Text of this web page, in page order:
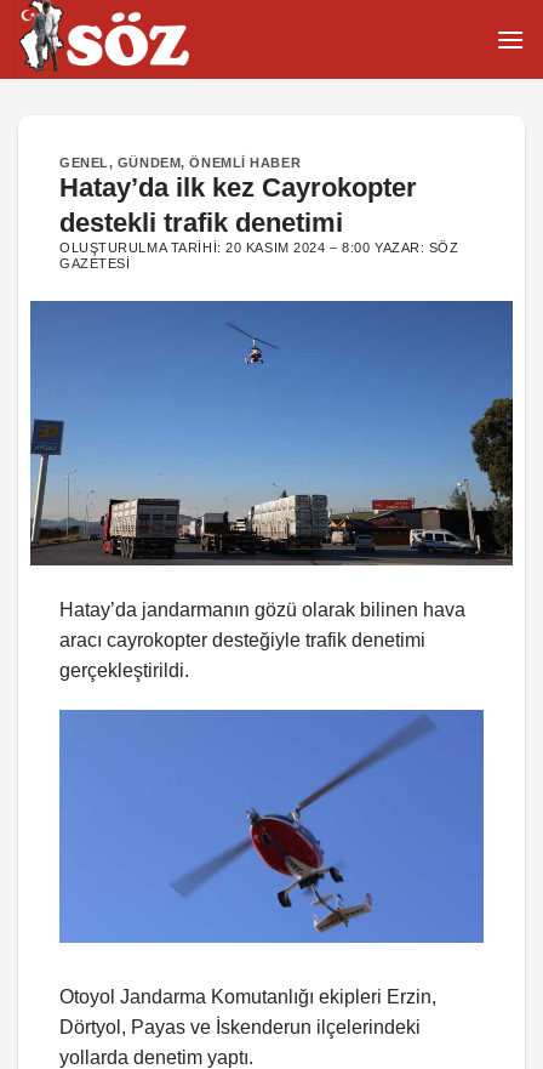
İçeriğe
atla
GENEL, GÜNDEM,ÖNEMLI HABER
Hatay’da ilk kez Cayrokopter
destekli trafik denetimi
OLUŞTURULMA TARIHI:20 KASIM 2024 – 8:00 YAZAR: SÖZ
GAZETESI
Hatay’da jandarmanın gözü olarak bilinen hava
aracı cayrokopter desteğiyle trafik denetimi
gerçekleştirildi.
Otoyol Jandarma Komutanlığı ekipleri Erzin,
Dörtyol, Payas ve İskenderun ilçelerindeki
yollarda denetim yaptı.